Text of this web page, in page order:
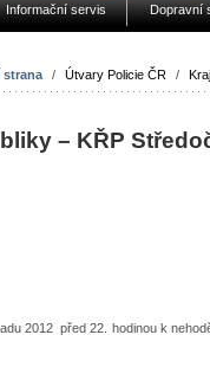
Informační servis Dopravní
strana / Útvary Policie ČR /
– KŘP
2012 před 22. hodinou k